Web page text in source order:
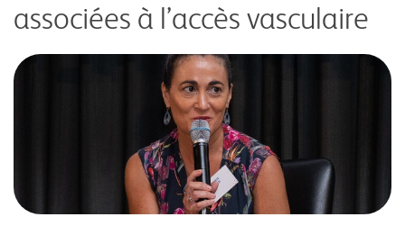
associées à l’accès vasculaire